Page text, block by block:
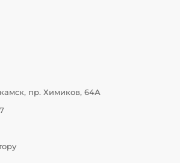
пр. Химиков, 64А